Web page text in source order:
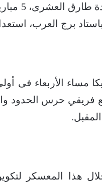
يخوض
برج العرب،
الأربعاء فى
فريقي حرس الحدود
هذا المعسكر